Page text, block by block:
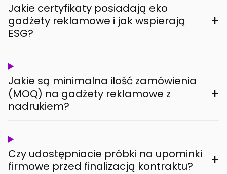
Jakie certyfikaty posiadają eko
gadżety reklamowe i jak wspierają
ESG?
+
Jakie są minimalna ilość zamówienia
(MOQ) na gadżety reklamowe z
nadrukiem?
+
Czy udostępniacie próbki na upominki
firmowe przed finalizacją kontraktu?
+